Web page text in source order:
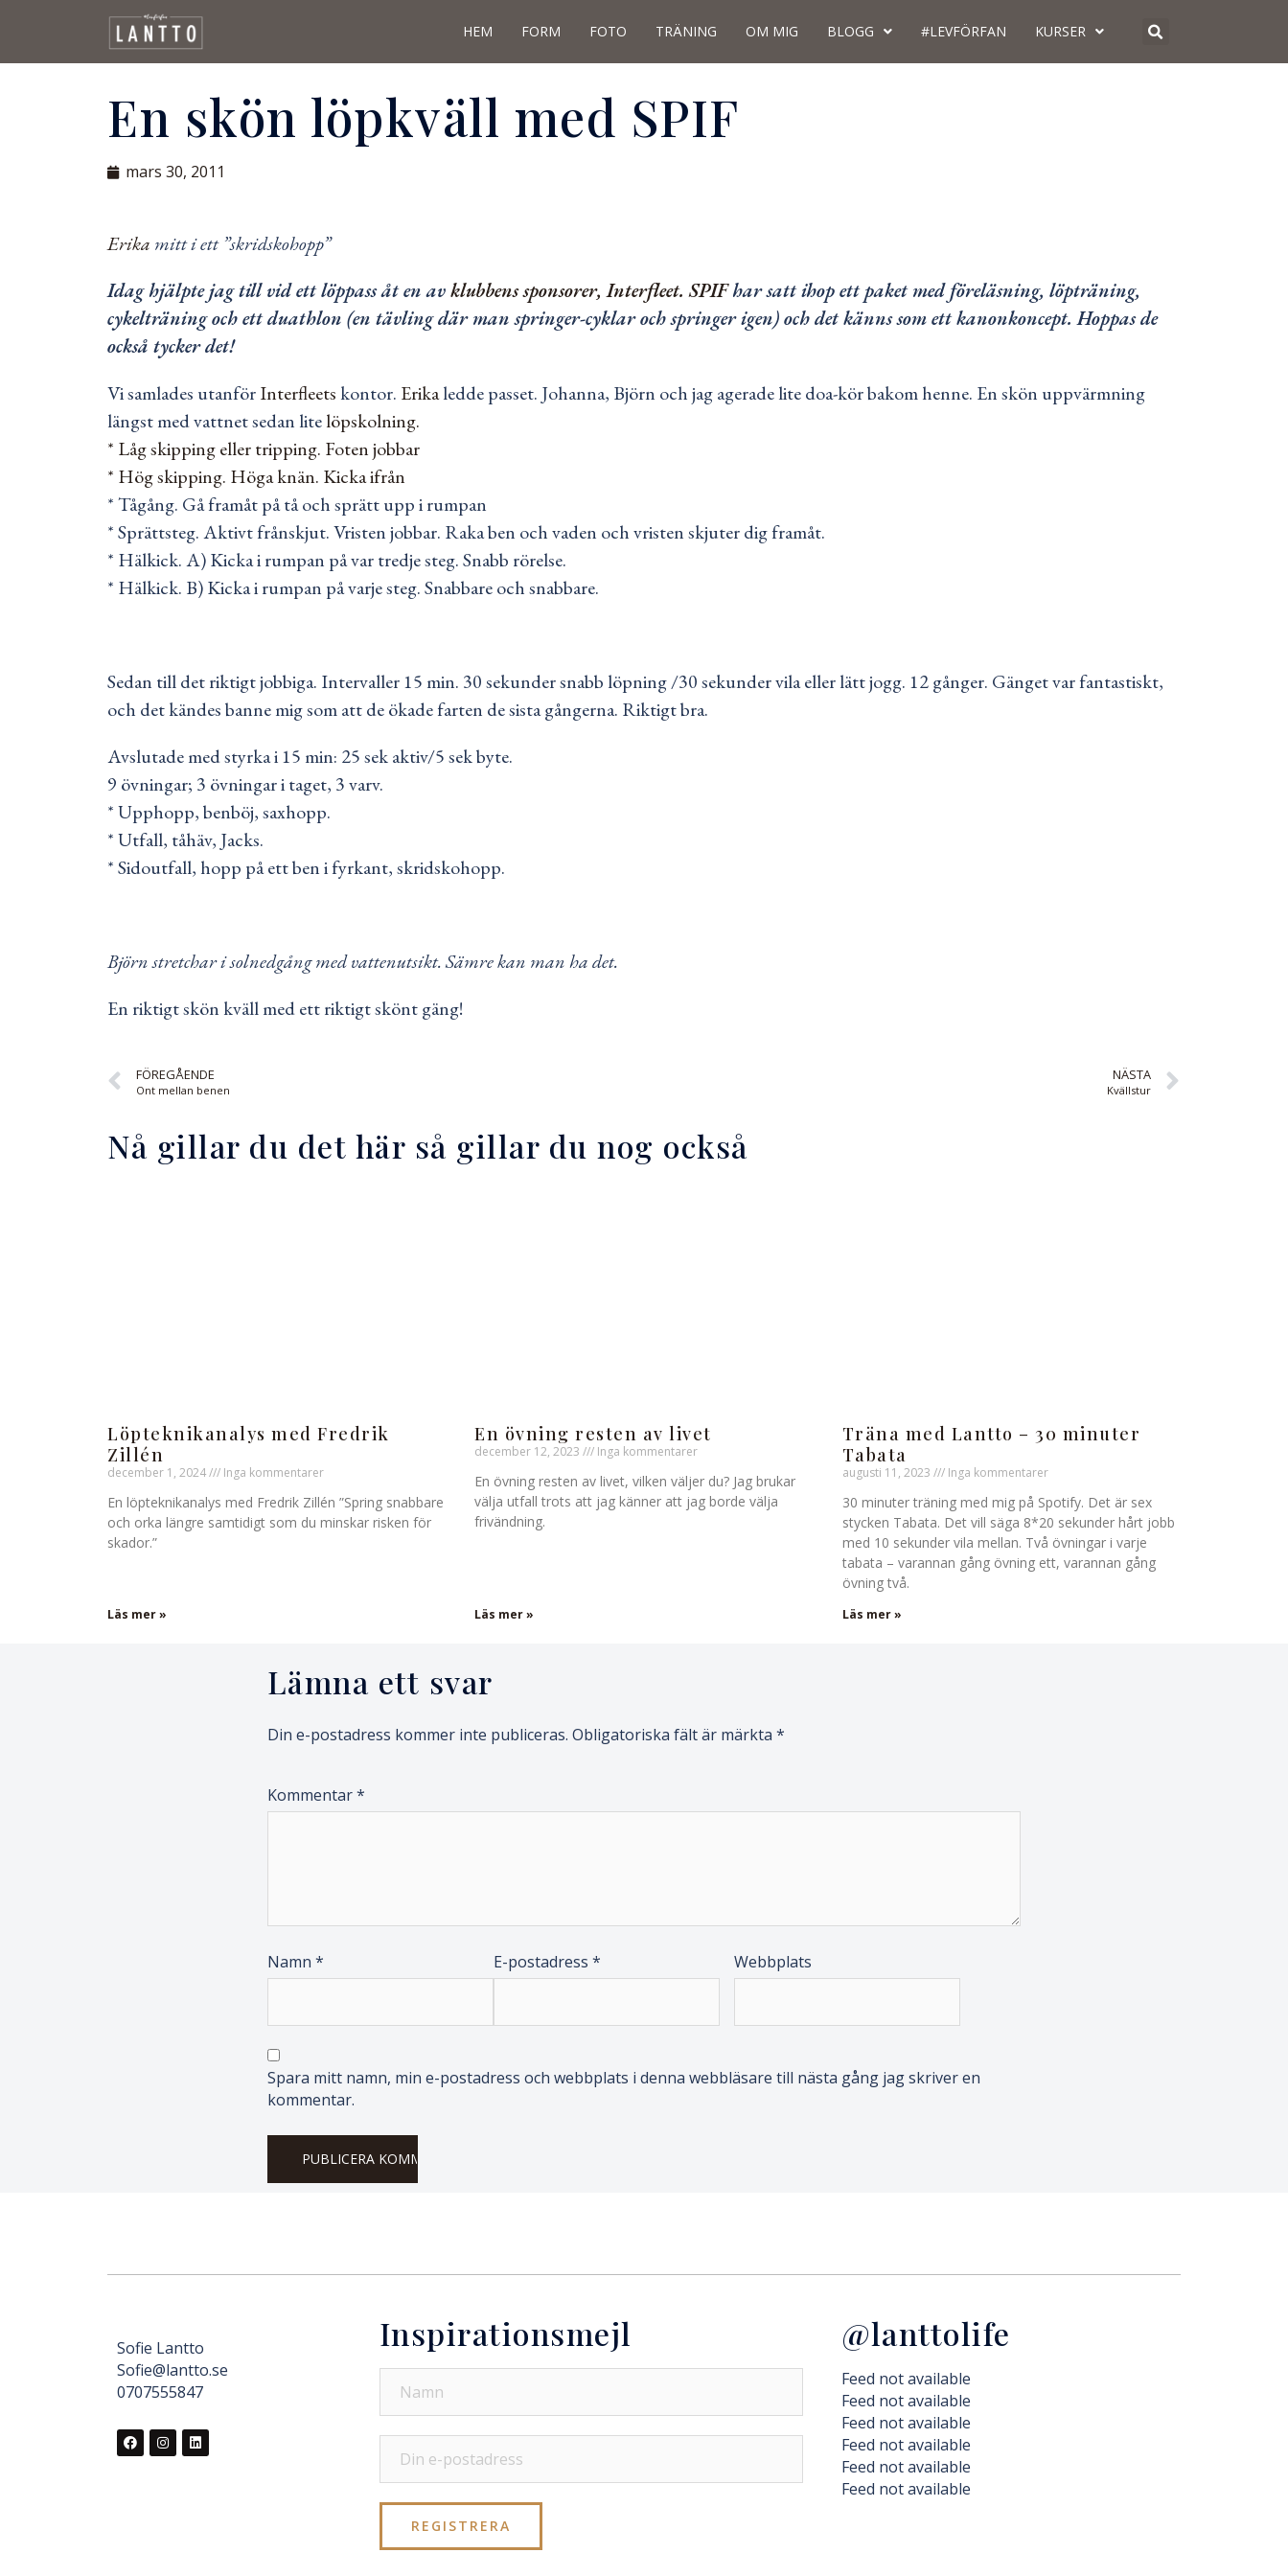
HEM FORM FOTO TRÄNING OM MIG BLOGG #LEVFÖRFAN KURSER
En skön löpkväll med SPIF
mars 30, 2011
Erika mitt i ett ”skridskohopp”
Idag hjälpte jag till vid ett löppass åt en avklubbenssponsorer, Interfleet. SPIFhar satt ihop ett paket med föreläsning, löpträning,
cykelträning och ett duathlon (en tävling där man springer-cyklar och springer igen) och det känns som ett kanonkoncept. Hoppas de
också tycker det!
Vi samlades utanförInterfleetskontor. Erikaledde passet. Johanna, Björn och jag agerade lite doa-kör bakom henne. En skön uppvärmning
längst med vattnet sedan litelöpskolning.
* Låg skipping eller tripping. Foten jobbar
* Hög skipping. Höga knän. Kicka ifrån
* Tågång. Gå framåt på tå och sprätt upp i rumpan
* Sprättsteg. Aktivt frånskjut. Vristen jobbar. Raka ben och vaden och vristen skjuter dig framåt.
* Hälkick. A) Kicka i rumpan på var tredje steg. Snabb rörelse.
* Hälkick. B) Kicka i rumpan på varje steg. Snabbare och snabbare.
Sedan till det riktigt jobbiga. Intervaller 15 min. 30 sekunder snabb löpning /30 sekunder vila eller lätt jogg. 12 gånger. Gänget var fantastiskt,
och det kändes banne mig som att de ökade farten de sista gångerna. Riktigt bra.
Avslutade med styrka i 15 min: 25 sek aktiv/5 sek byte.
9 övningar; 3 övningar i taget, 3 varv.
* Upphopp, benböj, saxhopp.
* Utfall, tåhäv, Jacks.
* Sidoutfall, hopp på ett ben i fyrkant, skridskohopp.
Björn stretchar i solnedgång med vattenutsikt. Sämre kan man ha det.
En riktigt skön kväll med ett riktigt skönt gäng!
FÖREGÅENDE
Ont mellan benen
NÄSTA
Kvällstur
Nå gillar du det här så gillar du nog också
Löpteknikanalys med Fredrik
Zillén
december 1, 2024 Inga kommentarer
En löpteknikanalys med Fredrik Zillén ”Spring snabbare
och orka längre samtidigt som du minskar risken för
skador.”
Läs mer »
En övning resten av livet
december 12, 2023 Inga kommentarer
En övning resten av livet, vilken väljer du? Jag brukar
välja utfall trots att jag känner att jag borde välja
frivändning.
Läs mer »
Träna med Lantto – 30 minuter
Tabata
augusti 11, 2023 Inga kommentarer
30 minuter träning med mig på Spotify. Det är sex
stycken Tabata. Det vill säga 8*20 sekunder hårt jobb
med 10 sekunder vila mellan. Två övningar i varje
tabata – varannan gång övning ett, varannan gång
övning två.
Läs mer »
Lämna ett svar
Din e-postadress kommer inte publiceras. Obligatoriska fält är märkta *
Kommentar*
Namn * E-postadress * Webbplats
Spara mitt namn, min e-postadress och webbplats i denna webbläsare till nästa gång jag skriver en
kommentar.
Sofie Lantto
Sofie@lantto.se
0707555847
Inspirationsmejl @lanttolife
Feed not available
Feed not available
Feed not available
Feed not available
Feed not available
Feed not available